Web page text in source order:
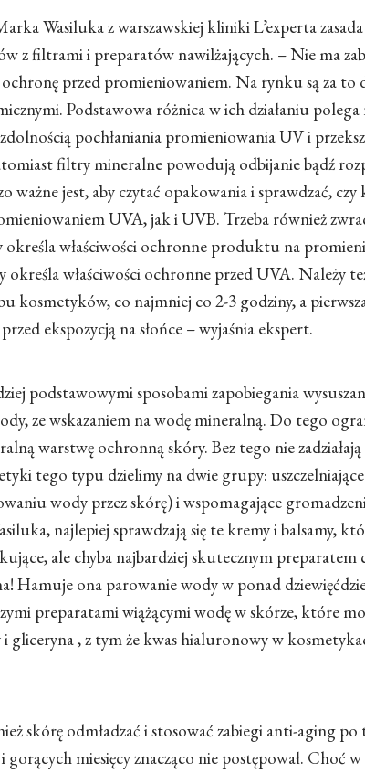
Wasiluka z warszawskiej kliniki L’experta
z filtrami i preparatów nawilżających. –Nie ma
przed promieniowaniem. Na rynku są za
Podstawowa różnica w ich działaniu
pochłaniania promieniowania UV i
filtry mineralne powodują odbijanie bądź
ważne jest, aby czytać opakowania i sprawdzać,
UVA, jak i UVB. Trzeba również
właściwości ochronne produktu na
określa właściwości ochronne przed UVA. Należy
kosmetyków, co najmniej co 2-3 godziny, a
ekspozycją na słońce – wyjaśnia ekspert.
podstawowymi sposobami zapobiegania
ze wskazaniem na wodę mineralną. Do tego
warstwę ochronną skóry. Bez tego nie
tego typu dzielimy na dwie grupy:
wody przez skórę) i wspomagające
najlepiej sprawdzają się te kremy i balsamy,
ale chyba najbardziej skutecznym
Hamuje ona parowanie wody w ponad
preparatami wiążącymi wodę w skórze, które
gliceryna, z tym że kwas hialuronowy w
skórę odmładzać i stosować zabiegi anti-aging po
i gorących miesięcy znacząco nie postępował. Choć